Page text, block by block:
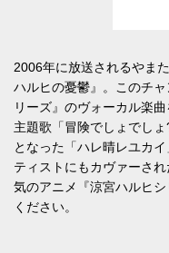
2006年に放送されるやま
ハルヒの憂鬱』。このチ
リーズ』のヴォーカル楽
主題歌「冒険でしょでし
となった「ハレ晴レユカ
ティストにもカヴァーさ
気のアニメ『涼宮ハルヒ
ください。